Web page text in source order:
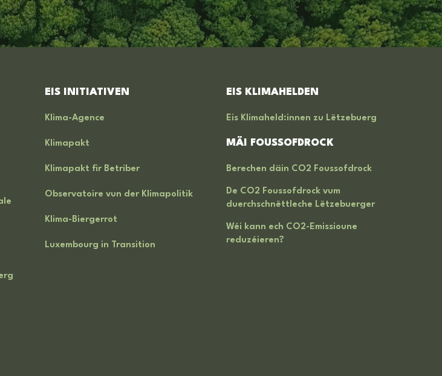
EIS INITIATIVEN
Klima-Agence
Klimapakt
Klimapakt fir Betriber
Observatoire vun der Klimapolitik
Klima-Biergerrot
Luxembourg in Transition
EIS KLIMAHELDEN
Eis Klimaheld:innen zu Lëtzebuerg
MÄI FOUSSOFDROCK
Berechen däin CO2 Foussofdrock
De CO2 Foussofdrock vum
duerchschnëttleche Lëtzebuerger
Wéi kann ech CO2-Emissioune
reduzéieren?